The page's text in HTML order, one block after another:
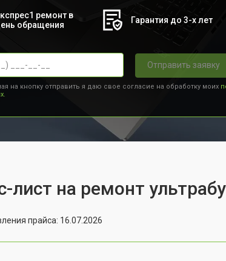
ремонт в
обращения
Гарантия до 3-х лет
Отправить заявку
на кнопку отправить я даю свое согласие на обработку моих
лист на ремонт
прайса: 16.07.2026